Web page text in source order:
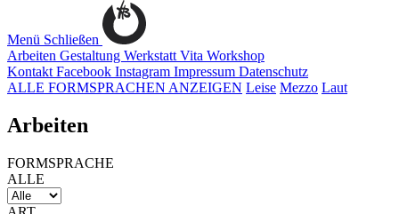
Menü Schließen
Arbeiten Gestaltung Werkstatt Vita Workshop
Kontakt Facebook Instagram Impressum Datenschutz
ALLE FORMSPRACHEN ANZEIGEN Leise Mezzo Laut
Arbeiten
FORMSPRACHE
ALLE